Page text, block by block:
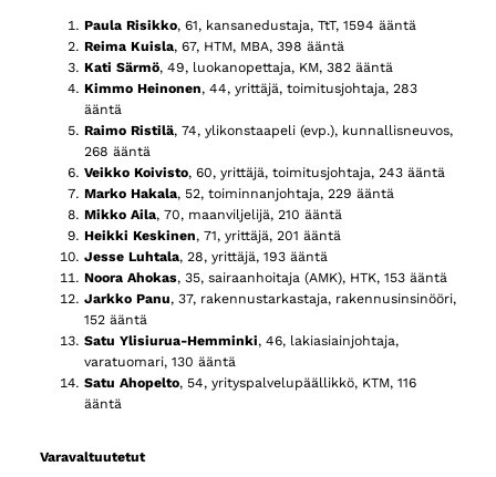
Paula Risikko, 61, kansanedustaja, TtT, 1594 ääntä
Reima Kuisla, 67, HTM, MBA, 398 ääntä
Kati Särmö, 49, luokanopettaja, KM, 382 ääntä
Kimmo Heinonen, 44, yrittäjä, toimitusjohtaja, 283
ääntä
Raimo Ristilä, 74, ylikonstaapeli (evp.), kunnallisneuvos,
268 ääntä
Veikko Koivisto, 60, yrittäjä, toimitusjohtaja, 243 ääntä
Marko Hakala, 52, toiminnanjohtaja, 229 ääntä
Mikko Aila, 70, maanviljelijä, 210 ääntä
Heikki Keskinen, 71, yrittäjä, 201 ääntä
Jesse Luhtala, 28, yrittäjä, 193 ääntä
Noora Ahokas, 35, sairaanhoitaja (AMK), HTK, 153 ääntä
Jarkko Panu, 37, rakennustarkastaja, rakennusinsinööri,
152 ääntä
Satu Ylisiurua-Hemminki, 46, lakiasiainjohtaja,
varatuomari, 130 ääntä
Satu Ahopelto, 54, yrityspalvelupäällikkö, KTM, 116
ääntä
Varavaltuutetut